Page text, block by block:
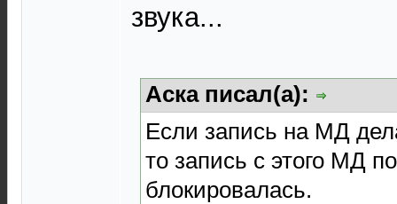
звука...
Аска писал(а):
Если запись на МД
то запись с этого МД
блокировалась.